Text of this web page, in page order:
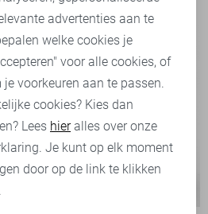
advertenties aan te
welke cookies je
voor alle cookies, of
voorkeuren aan te passen.
cookies? Kies dan
Lees hieralles over onze
Je kunt op elk moment
door op de link te klikken